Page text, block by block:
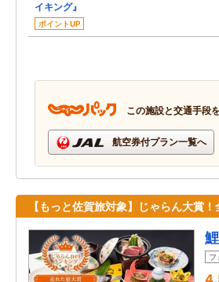
イキング』
ポイントUP
この施設と交通手段
航空券付プラン一覧へ
【もっと佐賀旅対象】じゃらん大賞
フ